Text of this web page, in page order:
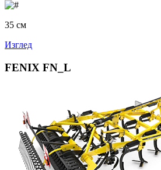
35 см
Изглед
FENIX FN_L